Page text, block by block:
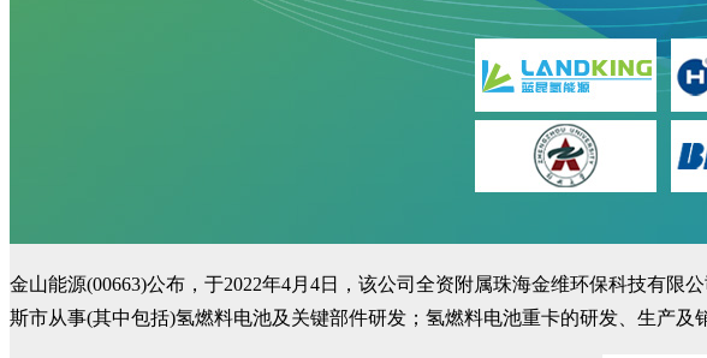
金山能源(00663)公布，于2022年4月4日，该公司全资附属珠海金维环保科技有
斯市从事(其中包括)氢燃料电池及关键部件研发；氢燃料电池重卡的研发、生产及